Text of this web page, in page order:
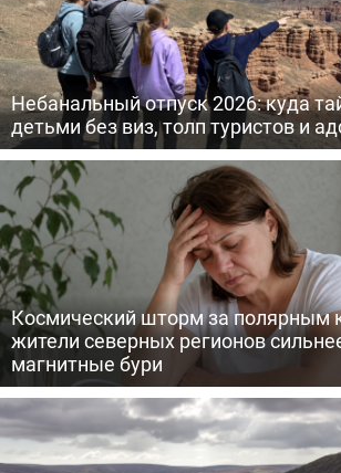
Небанальный отпуск 2026: куда
детьми без виз, толп туристов и
Космический шторм за полярным
жители северных регионов
магнитные бури